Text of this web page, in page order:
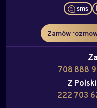
sms
Zamów
708 888
Z
222 703